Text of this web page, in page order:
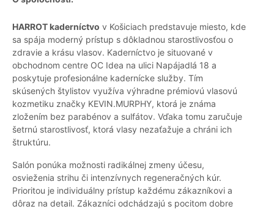
HARROT kaderníctvo v Košiciach predstavuje miesto, kde
sa spája moderný prístup s dôkladnou starostlivosťou o
zdravie a krásu vlasov. Kaderníctvo je situované v
obchodnom centre OC Idea na ulici Napájadlá 18 a
poskytuje profesionálne kadernícke služby. Tím
skúsených štylistov využíva výhradne prémiovú vlasovú
kozmetiku značky KEVIN.MURPHY, ktorá je známa
zložením bez parabénov a sulfátov. Vďaka tomu zaručuje
šetrnú starostlivosť, ktorá vlasy nezaťažuje a chráni ich
štruktúru.
Salón ponúka možnosti radikálnej zmeny účesu,
osvieženia strihu či intenzívnych regeneračných kúr.
Prioritou je individuálny prístup každému zákazníkovi a
dôraz na detail. Zákazníci odchádzajú s pocitom dobre